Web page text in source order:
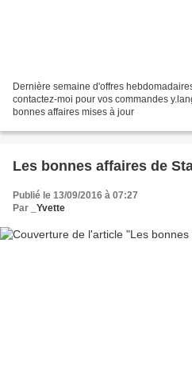
Dernière semaine d'offres
contactez-moi pour vos commandes
bonnes affaires mises à jour
Les bonnes affaires de
Publié le 13/09/2016 à 07:27
Par
_Yvette